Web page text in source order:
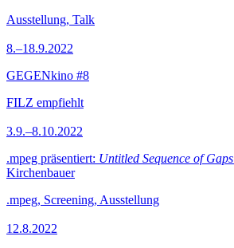
Ausstellung, Talk
8.–18.9.2022
GEGENkino #8
FILZ empfiehlt
3.9.–8.10.2022
.mpeg präsentiert: Untitled Sequence of Gaps
Kirchenbauer
.mpeg, Screening, Ausstellung
12.8.2022